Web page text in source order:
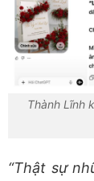
Thành Lĩnh
“Thật sự